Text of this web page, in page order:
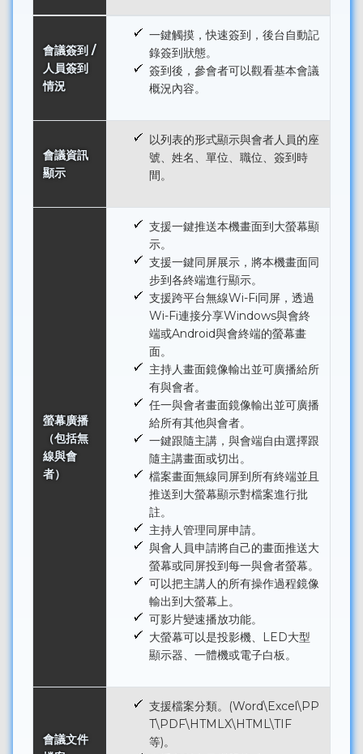
會議簽到 /
人員簽到
情況
一鍵觸摸，快速簽到，後台自動記
錄簽到狀態。
簽到後，參會者可以觀看基本會議
概況內容。
會議資訊
顯示
以列表的形式顯示與會者人員的座
號、姓名、單位、職位、簽到時
間。
螢幕廣播
（包括無
線與會
者）
支援一鍵推送本機畫面到大螢幕顯
示。
支援一鍵同屏展示，將本機畫面同
步到各終端進行顯示。
支援跨平台無線Wi-Fi同屏，透過
Wi-Fi連接分享Windows與會終
端或Android與會終端的螢幕畫
面。
主持人畫面鏡像輸出並可廣播給所
有與會者。
任一與會者畫面鏡像輸出並可廣播
給所有其他與會者。
一鍵跟隨主講，與會端自由選擇跟
隨主講畫面或切出。
檔案畫面無線同屏到所有終端並且
推送到大螢幕顯示對檔案進行批
註。
主持人管理同屏申請。
與會人員申請將自己的畫面推送大
螢幕或同屏投到每一與會者螢幕。
可以把主講人的所有操作過程鏡像
輸出到大螢幕上。
可影片變速播放功能。
大螢幕可以是投影機、LED大型
顯示器、一體機或電子白板。
會議文件
支援檔案分類。(Word\Excel\PP
T\PDF\HTMLX\HTML\TIF
等)。